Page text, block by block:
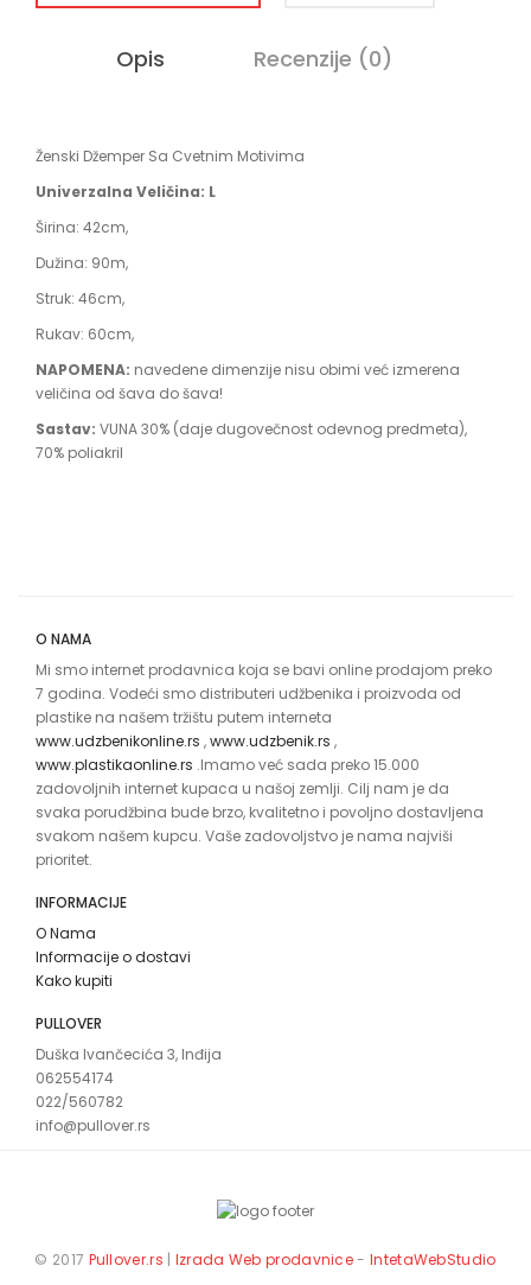
Opis Recenzije (0)
Ženski Džemper Sa Cvetnim Motivima
Univerzalna Veličina: L
Širina: 42cm,
Dužina: 90m,
Struk: 46cm,
Rukav: 60cm,
NAPOMENA: navedene dimenzije nisu obimi već izmerena
veličina od šava do šava!
Sastav: VUNA 30% (daje dugovečnost odevnog predmeta),
70% poliakril
O NAMA
Mi smo internet prodavnica koja se bavi online prodajom preko
7 godina. Vodeći smo distributeri udžbenika i proizvoda od
plastike na našem tržištu putem interneta
www.udzbenikonline.rs ,www.udzbenik.rs ,
www.plastikaonline.rs .Imamo već sada preko 15.000
zadovoljnih internet kupaca u našoj zemlji. Cilj nam je da
svaka porudžbina bude brzo, kvalitetno i povoljno dostavljena
svakom našem kupcu. Vaše zadovoljstvo je nama najviši
prioritet.
INFORMACIJE
O Nama
Informacije o dostavi
Kako kupiti
PULLOVER
Duška Ivančecića 3, Inđija
062554174
022/560782
info@pullover.rs
© 2017 Pullover.rs | Izrada Web prodavnice-IntetaWebStudio